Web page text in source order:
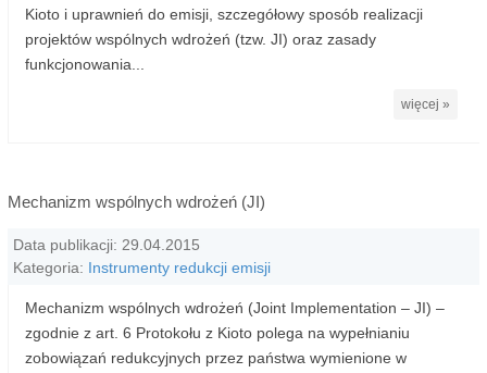
Kioto i uprawnień do emisji, szczegółowy sposób realizacji
projektów wspólnych wdrożeń (tzw. JI) oraz zasady
funkcjonowania...
więcej »
Mechanizm wspólnych wdrożeń (JI)
Data publikacji: 29.04.2015
Kategoria: Instrumenty redukcji emisji
Mechanizm wspólnych wdrożeń (Joint Implementation – JI) –
zgodnie z art. 6 Protokołu z Kioto polega na wypełnianiu
zobowiązań redukcyjnych przez państwa wymienione w